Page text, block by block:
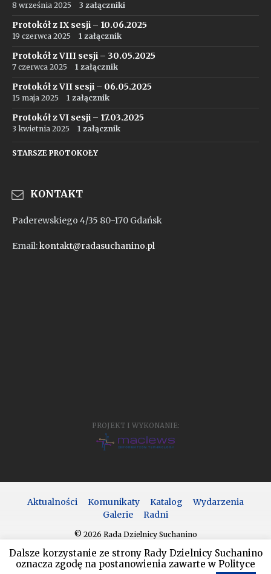
8 września 2025 3 załączniki
Protokół z IX sesji – 10.06.2025
19 czerwca 2025 1 załącznik
Protokół z VIII sesji – 30.05.2025
7 czerwca 2025 1 załącznik
Protokół z VII sesji – 06.05.2025
15 maja 2025 1 załącznik
Protokół z VI sesji – 17.03.2025
3 kwietnia 2025 1 załącznik
STARSZE PROTOKOŁY
KONTAKT
Paderewskiego 4/35 80-170 Gdańsk
Email:kontakt@radasuchanino.pl
PROJEKT I WYKONANIE:
Aktualności Komunikaty Katalog
Wydarzenia
Galerie
Radni
© 2026 Rada Dzielnicy Suchanino
Dalsze korzystanie ze strony Rady Dzielnicy Suchanino
oznacza zgodę na postanowienia zawarte w Polityce